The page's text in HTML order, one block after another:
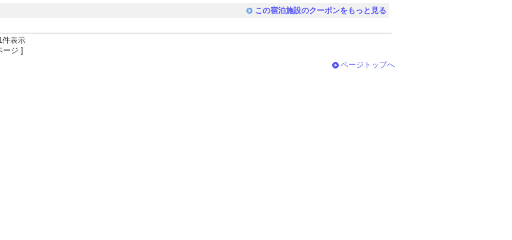
この宿泊施設のクーポンをもっと見る
件表示
ージ ]
ページトップへ